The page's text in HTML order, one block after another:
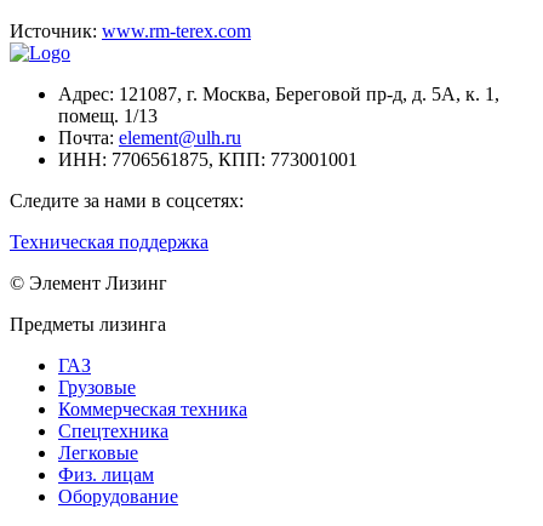
Источник: www.rm-terex.com
Адрес: 121087, г. Москва, Береговой пр-д, д. 5А, к. 1,
помещ. 1/13
Почта: element@ulh.ru
ИНН: 7706561875, КПП: 773001001
Следите за нами в соцсетях:
Техническая поддержка
© Элемент Лизинг
Предметы лизинга
ГАЗ
Грузовые
Коммерческая техника
Спецтехника
Легковые
Физ. лицам
Оборудование